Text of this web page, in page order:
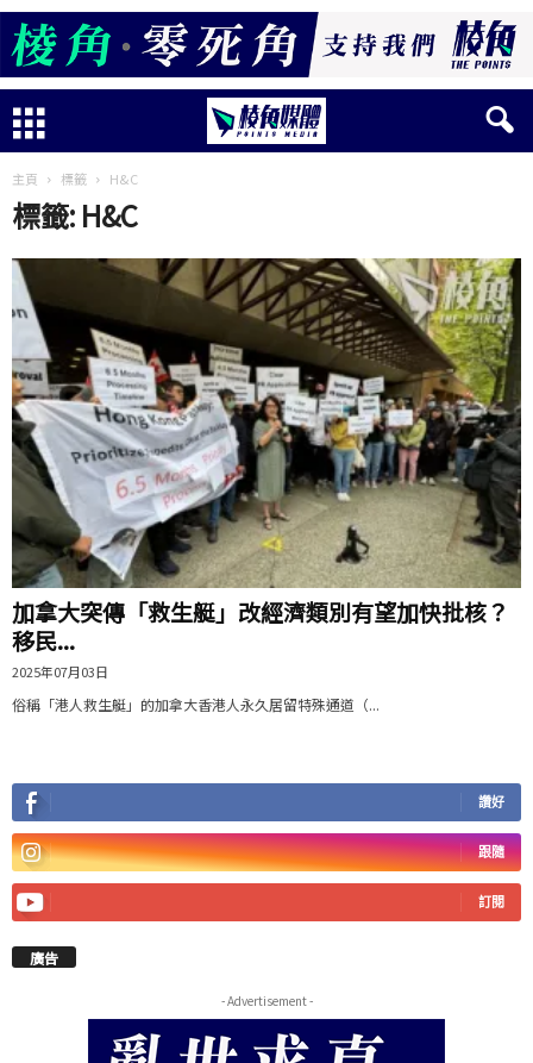
主頁 標籤 H&C
標籤: H&C
加拿大突傳「救生艇」改經濟類別有望加快批核？
移民...
2025年07月03日
俗稱「港人救生艇」的加拿大香港人永久居留特殊通道（...
讚好
跟隨
訂閱
廣告
- Advertisement -